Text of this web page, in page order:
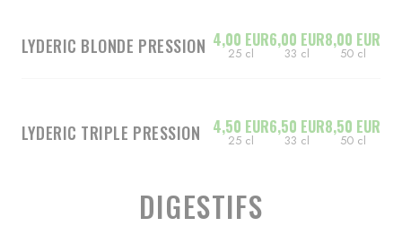
LYDERIC BLONDE PRESSION 4,00 EUR
25 cl
6,00 EUR
33 cl
8,00 EUR
50 cl
LYDERIC TRIPLE PRESSION 4,50 EUR
25 cl
6,50 EUR
33 cl
8,50 EUR
50 cl
DIGESTIFS